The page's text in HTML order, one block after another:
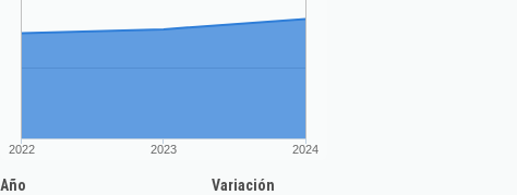
2022 2023 2024
Año
Variación